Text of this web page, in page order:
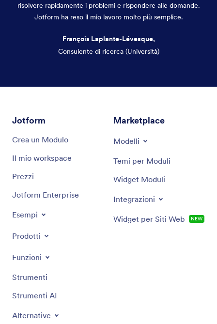
risolvere rapidamente i problemi e rispondere alle domande.
Jotform ha reso il mio lavoro molto più semplice.
François Laplante-Lévesque,
Consulente di ricerca (Università)
Jotform
Crea un Modulo
Il mio workspace
Prezzi
Jotform Enterprise
Esempi
Prodotti
Funzioni
Strumenti
Strumenti AI
Alternative
Marketplace
Modelli
Temi per Moduli
Widget Moduli
Integrazioni
Widget per Siti Web NEW